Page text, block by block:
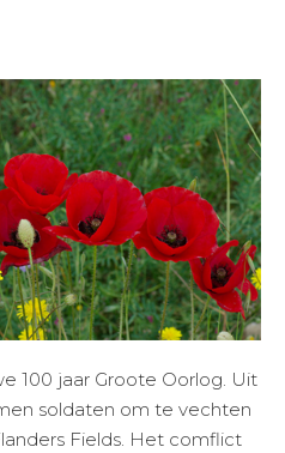
100 jaar Groote Oorlog. Uit
soldaten om te vechten
Fields. Het comflict